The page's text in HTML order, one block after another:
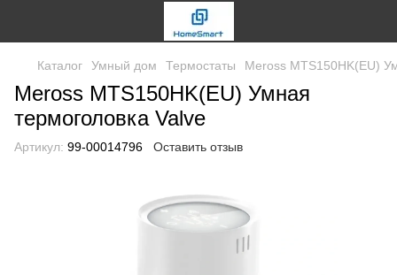
Каталог Умный дом Термостаты Meross MTS150HK(EU)
Meross MTS150HK(EU) Умная
термоголовка Valve
Артикул: 99-00014796 Оставить отзыв